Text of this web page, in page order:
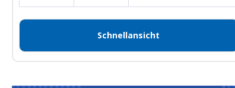
Schnellansicht